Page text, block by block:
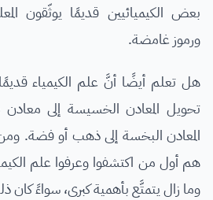
بعض الكيميائيين قديمًا يوثّقون
ورموز غامضة.
هل تعلم أيضًا أنَّ علم الكيمياء
تحويل المعادن الخسيسة إلى
المعادن البخسة إلى ذهب أو فضة.
هم أول من اكتشفوا وعرفوا علم
وما زال يتمتَّع بأهمية كبرى، سواءً كان